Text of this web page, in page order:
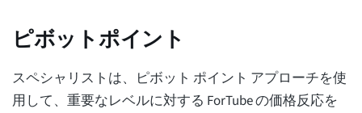
ピボットポイント
スペシャリストは、ピボット ポイント アプローチを使
用して、重要なレベルに対する ForTube の価格反応を